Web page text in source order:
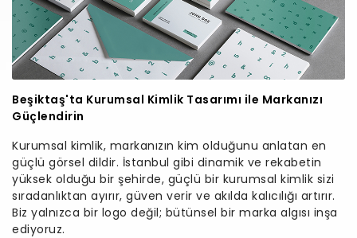
Beşiktaş'ta Kurumsal Kimlik Tasarımı ile Markanızı
Güçlendirin
Kurumsal kimlik, markanızın kim olduğunu anlatan en
güçlü görsel dildir. İstanbul gibi dinamik ve rekabetin
yüksek olduğu bir şehirde, güçlü bir kurumsal kimlik sizi
sıradanlıktan ayırır, güven verir ve akılda kalıcılığı artırır.
Biz yalnızca bir logo değil; bütünsel bir marka algısı inşa
ediyoruz.